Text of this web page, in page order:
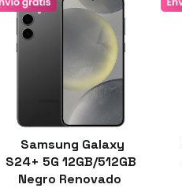
Samsung Galaxy
S24+ 5G 12GB/512GB
Negro Renovado